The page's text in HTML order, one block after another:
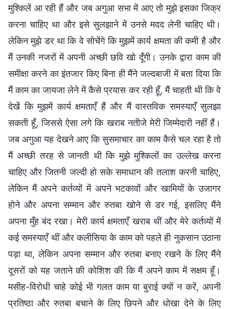
मुश्किलें आ रही हैं और जब अगुआ सभा में आए तो मुझे इसका जिक्र
करना चाहिए था और इसे सुलझाने में उनसे मदद लेनी चाहिए थी।
लेकिन मुझे डर था कि वे सोचेंगे कि मुझमें कार्य क्षमता की कमी है और
मैं उनकी नजरों में अपनी अच्छी छवि खो दूँगी। उनके द्वारा काम की
समीक्षा करने का इंतजार किए बिना ही मैंने जल्दबाजी में बता दिया कि
मैं काम का जायजा लेने में कैसे प्रयास कर रही हूँ, मैं चाहती थी कि वे
देखें कि मुझमें कार्य क्षमताएँ हैं और मैं वास्तविक समस्याएँ सुलझा
सकती हूँ, जिससे ऐसा लगे कि खराब नतीजे मेरी जिम्मेदारी नहीं हैं।
जब अगुआ यह देखने आए कि सुसमाचार का काम कैसे चल रहा है तो
मैं अच्छी तरह से जानती थी कि मुझे मुश्किलों का उल्लेख करना
चाहिए और जितनी जल्दी हो सके समाधान की तलाश करनी चाहिए,
लेकिन मैं अपने कर्तव्यों में अपने भटकावों और खामियों के उजागर
होने और अपना सम्मान और रुतबा खोने से डर गई, इसलिए मैंने
अपना मुँह बंद रखा। मेरी कार्य क्षमताएँ खराब थीं और मेरे कर्तव्यों में
कई समस्याएँ थीं और कलीसिया के काम को पहले ही नुकसान उठाना
पड़ा था, लेकिन अपना सम्मान और रुतबा बनाए रखने के लिए मैंने
दूसरों को यह जताने की कोशिश की कि मैं अपने काम में सक्षम हूँ।
मसीह-विरोधी चाहे कोई भी गलत काम या बुराई क्यों न करें, अपनी
प्रतिष्ठा और रुतबा बचाने के लिए छिपने और धोखा देने के लिए